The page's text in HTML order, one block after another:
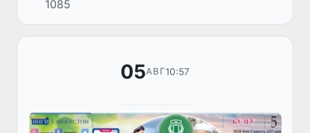
Суд уларга жарима жазоси тайинлаб,
раҳбарлик лавозимларида...
1085
05АВГ10:57